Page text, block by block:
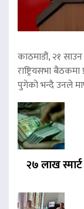
काठमाडौं, २१
राष्ट्रियसभा
पुगेको भन्दै उनले
२७ लाख